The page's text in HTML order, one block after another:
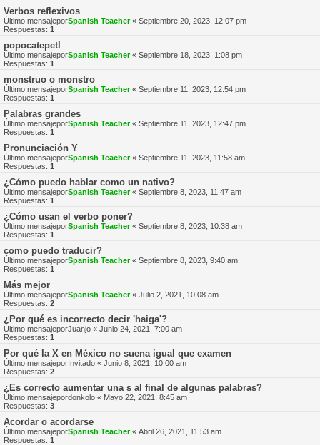
Verbos reflexivos
Último mensajeporSpanish Teacher« Septiembre 20, 2023, 12:07 pm
Respuestas: 1
popocatepetl
Último mensajeporSpanish Teacher« Septiembre 18, 2023, 1:08 pm
Respuestas: 1
monstruo o monstro
Último mensajeporSpanish Teacher« Septiembre 11, 2023, 12:54 pm
Respuestas: 1
Palabras grandes
Último mensajeporSpanish Teacher« Septiembre 11, 2023, 12:47 pm
Respuestas: 1
Pronunciación Y
Último mensajeporSpanish Teacher« Septiembre 11, 2023, 11:58 am
Respuestas: 1
¿Cómo puedo hablar como un nativo?
Último mensajeporSpanish Teacher« Septiembre 8, 2023, 11:47 am
Respuestas: 1
¿Cómo usan el verbo poner?
Último mensajeporSpanish Teacher« Septiembre 8, 2023, 10:38 am
Respuestas: 1
como puedo traducir?
Último mensajeporSpanish Teacher« Septiembre 8, 2023, 9:40 am
Respuestas: 1
Más mejor
Último mensajeporSpanish Teacher« Julio 2, 2021, 10:08 am
Respuestas: 2
¿Por qué es incorrecto decir 'haiga'?
Último mensajeporJuanjo « Junio 24, 2021, 7:00 am
Respuestas: 1
Por qué la X en México no suena igual que examen
Último mensajeporInvitado « Junio 8, 2021, 10:00 am
Respuestas: 2
¿Es correcto aumentar una s al final de algunas palabras?
Último mensajepordonkolo « Mayo 22, 2021, 8:45 am
Respuestas: 3
Acordar o acordarse
Último mensajeporSpanish Teacher« Abril 26, 2021, 11:53 am
Respuestas: 1